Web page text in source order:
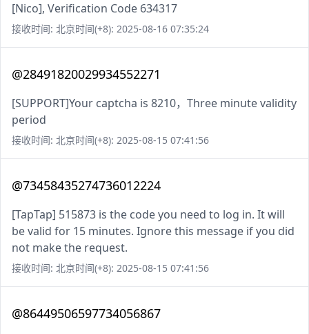
[Nico], Verification Code 634317
接收时间: 北京时间(+8): 2025-08-16 07:35:24
@28491820029934552271
[SUPPORT]Your captcha is 8210，Three minute validity
period
接收时间: 北京时间(+8): 2025-08-15 07:41:56
@73458435274736012224
[TapTap] 515873 is the code you need to log in. It will
be valid for 15 minutes. Ignore this message if you did
not make the request.
接收时间: 北京时间(+8): 2025-08-15 07:41:56
@86449506597734056867